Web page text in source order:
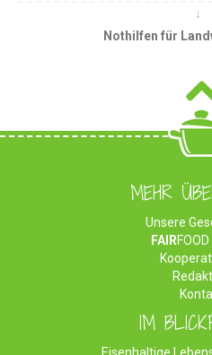
Nothilfen für
MEHR
Unsere
FAIR
IM